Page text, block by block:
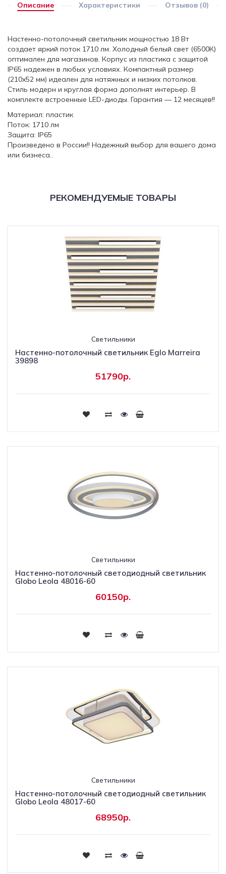
Описание Характеристики Отзывов (0)
Настенно-потолочный светильник мощностью 18 Вт
создает яркий поток 1710 лм. Холодный белый свет (6500К)
оптимален для магазинов. Корпус из пластика с защитой
IP65 надежен в любых условиях. Компактный размер
(210x52 мм) идеален для натяжных и низких потолков.
Стиль модерн и круглая форма дополнят интерьер. В
комплекте встроенные LED-диоды. Гарантия — 12 месяцев!!
Материал: пластик
Поток: 1710 лм
Защита: IP65
Произведено в России!! Надежный выбор для вашего дома
или бизнеса..
РЕКОМЕНДУЕМЫЕ ТОВАРЫ
Светильники
Настенно-потолочный светильник Eglo Marreira
39898
51790р.
Светильники
Настенно-потолочный светодиодный светильник
Globo Leola 48016-60
60150р.
Светильники
Настенно-потолочный светодиодный светильник
Globo Leola 48017-60
68950р.